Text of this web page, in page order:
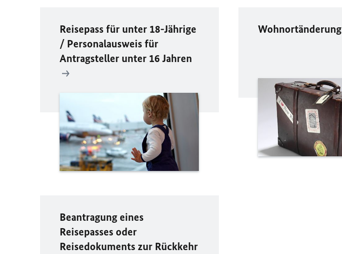
Reisepass für unter 18-Jährige
/ Personalausweis für
Antragsteller unter 16 Jahren
Wohnortänderung
Beantragung eines
Reisepasses oder
Reisedokuments zur Rückkehr